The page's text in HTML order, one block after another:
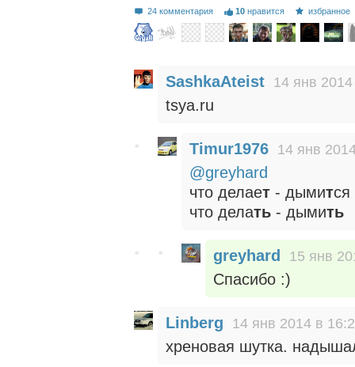
24 комментария 10 нравится избранное
SashkaAteist 14 янв
tsya.ru
Timur1976 14 янв
@greyhard
что делает - дымится
что делать - дымить
greyhard 15 янв
Спасибо :)
Linberg 14 янв 2014 в
хреновая шутка.